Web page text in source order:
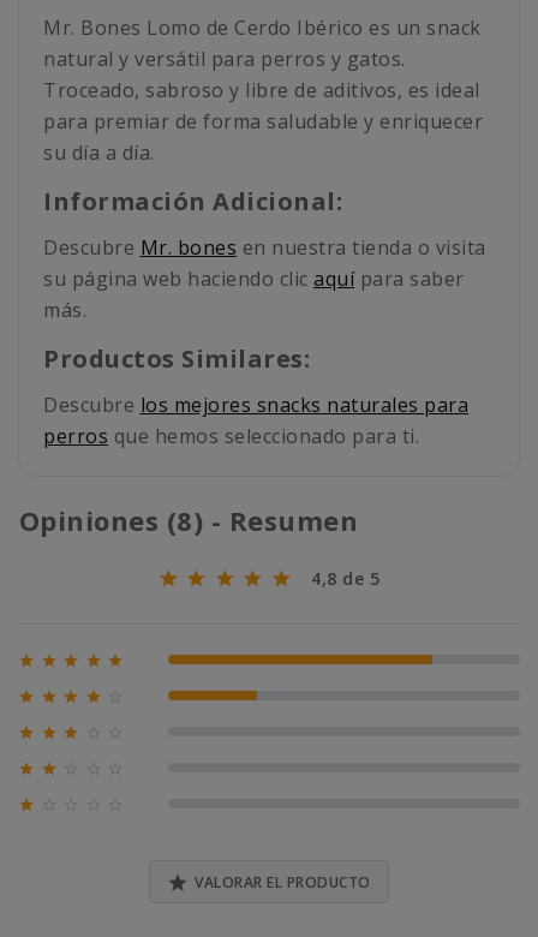
Mr. Bones Lomo de Cerdo Ibérico es un snack
natural y versátil para perros y gatos.
Troceado, sabroso y libre de aditivos, es ideal
para premiar de forma saludable y enriquecer
su día a día.
Información Adicional:
Descubre Mr. bones en nuestra tienda o visita
su página web haciendo clic aquípara saber
más.
Productos Similares:
Descubre los mejores snacks naturales para
perros que hemos seleccionado para ti.
Opiniones (8) - Resumen
4,8 de 5
     75% (6)
    25% (2)
  
 

 VALORAR EL PRODUCTO